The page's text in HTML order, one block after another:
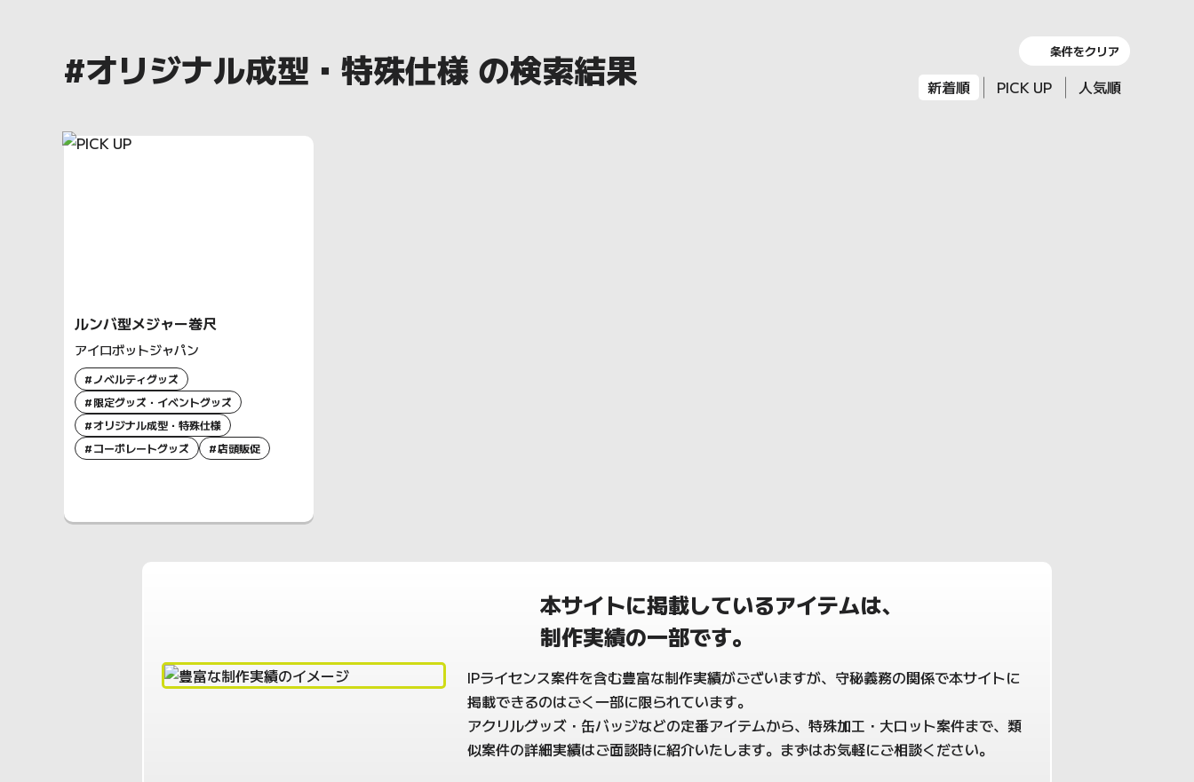
#オリジナル成型・特殊仕様 の検索結果 条件をクリア
新着順 PICK UP 人気順
ルンバ型メジャー巻尺
アイロボットジャパン
ノベルティグッズ
限定グッズ・イベントグッズ
オリジナル成型・特殊仕様
コーポレートグッズ
店頭販促
本サイトに掲載しているアイテムは、
制作実績の一部です。
IPライセンス案件を含む豊富な制作実績がございますが、守秘義務の関係で本サイトに
掲載できるのはごく一部に限られています。
アクリルグッズ・缶バッジなどの定番アイテムから、特殊加工・大ロット案件まで、類
似案件の詳細実績はご面談時に紹介いたします。まずはお気軽にご相談ください。